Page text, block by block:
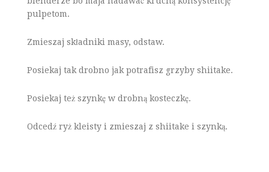
pulpetom.
Zmieszaj składniki masy, odstaw.
Posiekaj tak drobno jak potrafisz grzyby shiitake.
Posiekaj też szynkę w drobną kosteczkę.
Odcedź ryż kleisty i zmieszaj z shiitake i szynką.